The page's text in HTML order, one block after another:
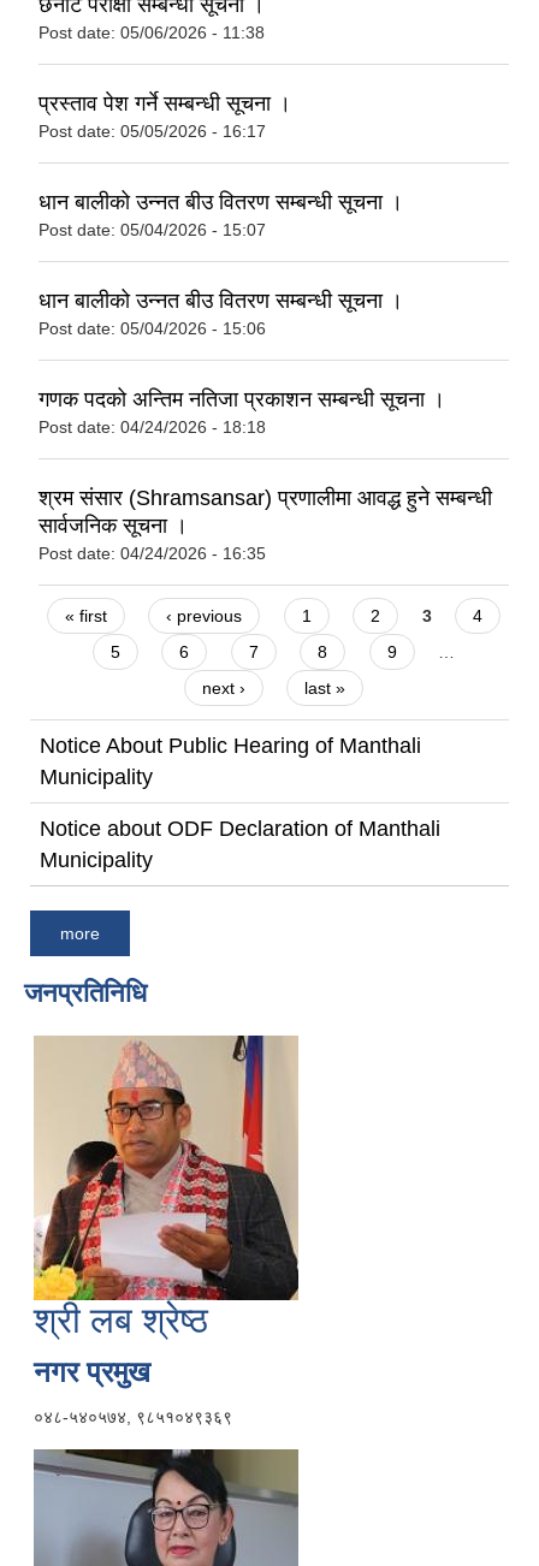
Post date: 05/06/2026 - 11:38
प्रस्ताव पेश गर्ने सम्बन्धी सूचना ।
Post date: 05/05/2026 - 16:17
धान बालीको उन्नत बीउ वितरण सम्बन्धी सूचना ।
Post date: 05/04/2026 - 15:07
धान बालीको उन्नत बीउ वितरण सम्बन्धी सूचना ।
Post date: 05/04/2026 - 15:06
गणक पदको अन्तिम नतिजा प्रकाशन सम्बन्धी सूचना ।
Post date: 04/24/2026 - 18:18
श्रम संसार (Shramsansar) प्रणालीमा आवद्ध हुने सम्बन्धी
सार्वजनिक सूचना ।
Post date: 04/24/2026 - 16:35
Pages
« first ‹ previous 1 2 3
4
5
6 7 8 9
…
next ›
last »
Notice About Public Hearing of Manthali
Municipality
Notice about ODF Declaration of Manthali
Municipality
more
जनप्रतिनिधि
श्री लब श्रेष्ठ
नगर प्रमुख
०४८-५४०५७४, ९८५१०४९३६९